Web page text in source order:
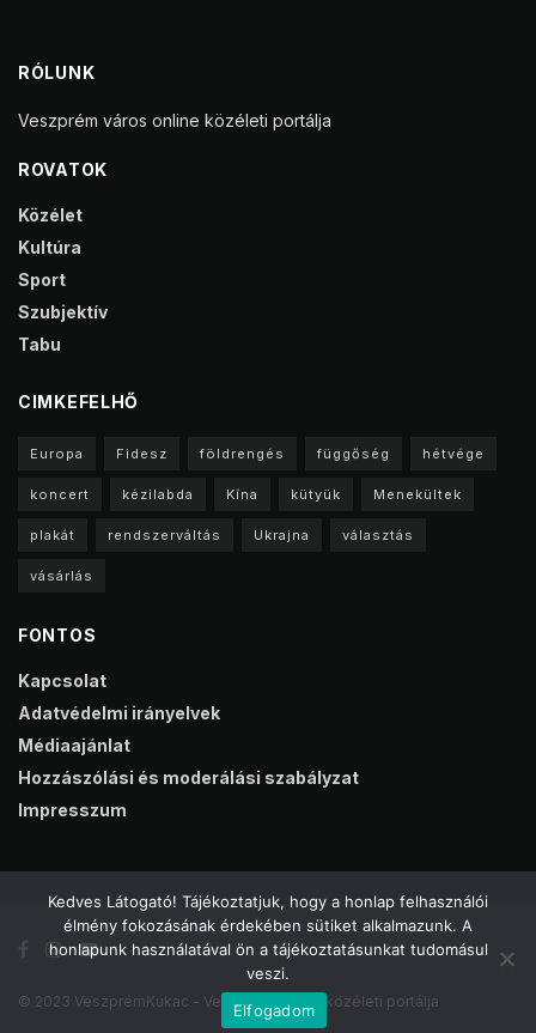
RÓLUNK
Veszprém város online közéleti portálja
ROVATOK
Közélet
Kultúra
Sport
Szubjektív
Tabu
CIMKEFELHŐ
Europa Fidesz földrengés függőség hétvége
koncert kézilabda Kína kütyük Menekültek
plakát rendszerváltás Ukrajna választás
vásárlás
FONTOS
Kapcsolat
Adatvédelmi irányelvek
Médiaajánlat
Hozzászólási és moderálási szabályzat
Impresszum
© 2023 VeszprémKukac - Veszprém online közéleti portálja
Kedves Látogató! Tájékoztatjuk, hogy a honlap felhasználói
élmény fokozásának érdekében sütiket alkalmazunk. A
honlapunk használatával ön a tájékoztatásunkat tudomásul
veszi.
Elfogadom